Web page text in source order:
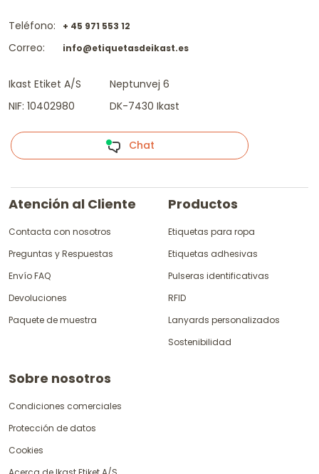
Teléfono:
Correo:
+ 45 971 553 12
info@etiquetasdeikast.es
Ikast Etiket A/S
NIF: 10402980
Neptunvej 6
DK-7430 Ikast
Chat
Atención al Cliente
Contacta con nosotros
Preguntas y Respuestas
Envío FAQ
Devoluciones
Paquete de muestra
Productos
Etiquetas para ropa
Etiquetas adhesivas
Pulseras identificativas
RFID
Lanyards personalizados
Sostenibilidad
Sobre nosotros
Condiciones comerciales
Protección de datos
Cookies